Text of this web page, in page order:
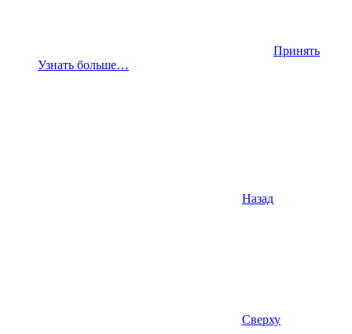
Принять
Узнать больше…
Назад
Сверху